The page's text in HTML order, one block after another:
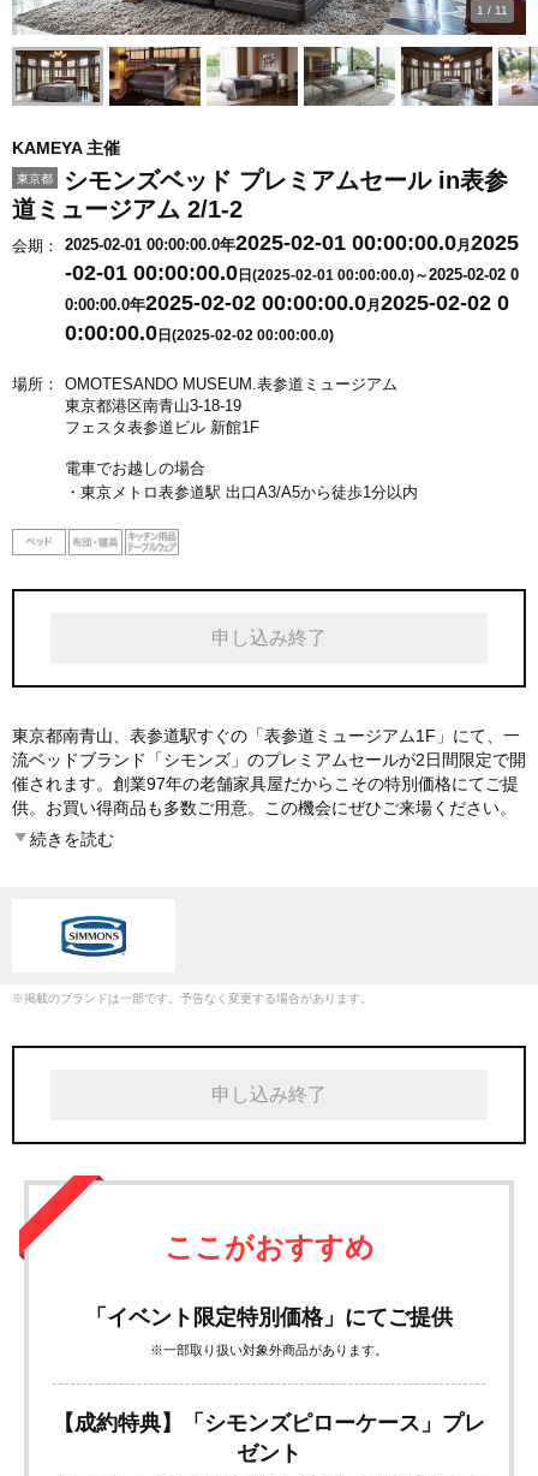
1 / 11
KAMEYA 主催
東京都
シモンズベッド プレミアムセール in表参
道ミュージアム 2/1-2
会期： 2025-02-01 00:00:00.0年2025-02-01 00:00:00.0月2025
-02-01 00:00:00.0 日(2025-02-01 00:00:00.0)～2025-02-02 0
0:00:00.0年2025-02-02 00:00:00.0月2025-02-02 0
0:00:00.0 日(2025-02-02 00:00:00.0)
場所：
OMOTESANDO MUSEUM.表参道ミュージアム
東京都港区南青山3-18-19
フェスタ表参道ビル 新館1F
電車でお越しの場合
・東京メトロ表参道駅 出口A3/A5から徒歩1分以内
申し込み終了
東京都南青山、表参道駅すぐの「表参道ミュージアム1F」にて、一
流ベッドブランド「シモンズ」のプレミアムセールが2日間限定で開
催されます。創業97年の老舗家具屋だからこその特別価格にてご提
供。お買い得商品も多数ご用意。この機会にぜひご来場ください。
※掲載画像はすべてイメージ画像です。
続きを読む
※掲載のブランドは一部です。予告なく変更する場合があります。
申し込み終了
ここがおすすめ
「イベント限定特別価格」にてご提供
※一部取り扱い対象外商品があります。
【成約特典】「シモンズピローケース」プレ
ゼント